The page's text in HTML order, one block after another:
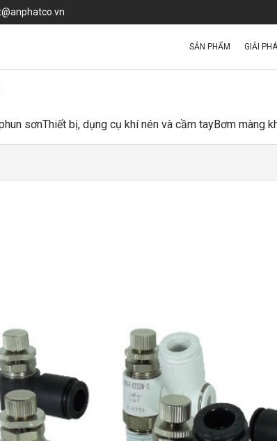
SẢN PHẨM GIẢI
sơnThiết bị, dụng cụ khí nén và cầm tayBơm màng